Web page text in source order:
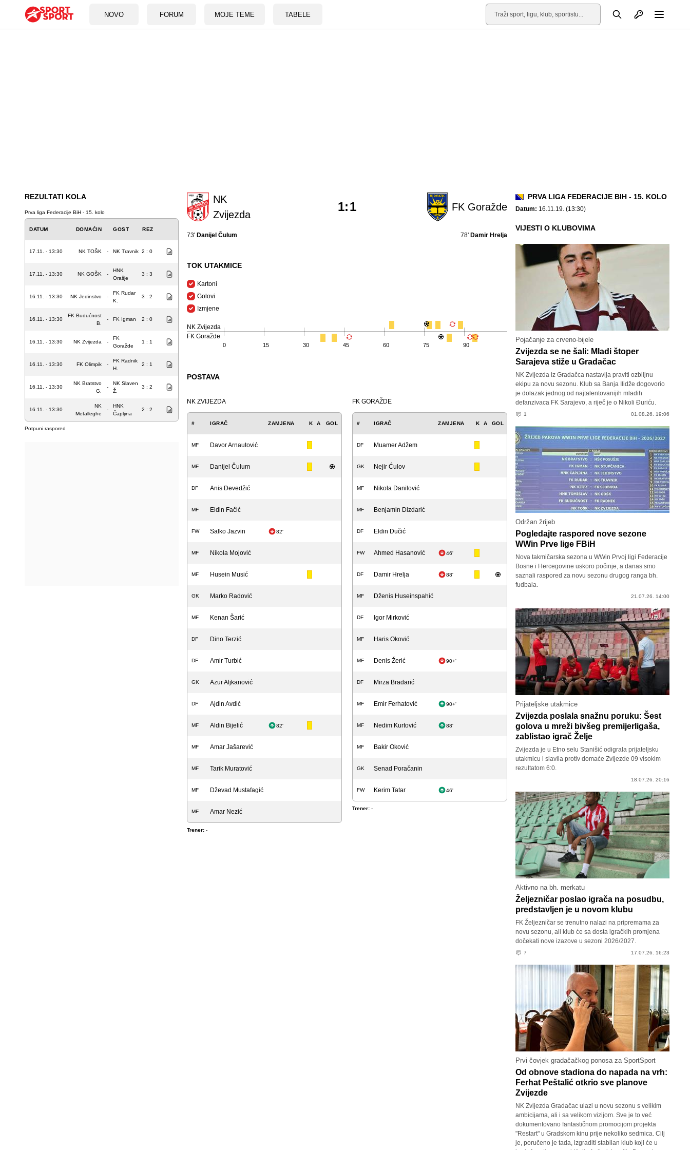
NOVO FORUM MOJE TEME TABELE
Pretraga Otvori profil
REZULTATI KOLA
Prva liga Federacije BiH - 15. kolo
DATUM DOMAĆIN GOST REZ
17.11. - 13:30 NK TOŠK - NK Travnik 2 : 0
17.11. - 13:30 NK GOŠK -
HNK
Orašje
3 : 3
16.11. - 13:30 NK Jedinstvo -
FK Rudar
K.
3 : 2
16.11. - 13:30
FK Budućnost
B.
- FK Igman 2 : 0
16.11. - 13:30 NK Zvijezda -
FK
Goražde
1 : 1
16.11. - 13:30 FK Olimpik -
FK Radnik
H.
2 : 1
16.11. - 13:30
NK Bratstvo
G.
-
NK Slaven
Ž.
3 : 2
16.11. - 13:30
NK
Metalleghe
-
HNK
Čapljina
2 : 2
Potpuni raspored
NK
Zvijezda
FK Goražde
1:1
73' Danijel Čulum 78' Damir Hrelja
TOK UTAKMICE
Kartoni
Golovi
Izmjene
NK Zvijezda
FK Goražde
0 15 30 45 60 75 90
POSTAVA
NK ZVIJEZDA
# IGRAČ ZAMJENA K A GOL
MF Davor Arnautović
MF Danijel Čulum
DF Anis Devedžić
MF Eldin Fačić
FW Salko Jazvin 82'
MF Nikola Mojović
MF Husein Musić
GK Marko Radović
MF Kenan Šarić
DF Dino Terzić
DF Amir Turbić
GK Azur Aljkanović
DF Ajdin Avdić
MF Aldin Bijelić 82'
MF Amar Jašarević
MF Tarik Muratović
MF Dževad Mustafagić
MF Amar Nezić
Trener: -
FK GORAŽDE
# IGRAČ ZAMJENA K A GOL
DF Muamer Adžem
GK Nejir Ćulov
MF Nikola Danilović
MF Benjamin Dizdarić
DF Eldin Dučić
FW Ahmed Hasanović 46'
DF Damir Hrelja 88'
MF Dženis Huseinspahić
DF Igor Mirković
MF Haris Oković
MF Denis Žerić 90+'
DF Mirza Bradarić
MF Emir Ferhatović 90+'
MF Nedim Kurtović 88'
MF Bakir Oković
GK Senad Poračanin
FW Kerim Tatar 46'
Trener: -
PRVA LIGA FEDERACIJE BIH - 15. KOLO
Datum: 16.11.19. (13:30)
VIJESTI O KLUBOVIMA
Pojačanje za crveno-bijele
Zvijezda se ne šali: Mladi štoper
Sarajeva stiže u Gradačac
NK Zvijezda iz Gradačca nastavlja praviti ozbiljnu
ekipu za novu sezonu. Klub sa Banja Ilidže dogovorio
je dolazak jednog od najtalentovanijih mladih
defanzivaca FK Sarajevo, a riječ je o Nikoli Đuriću.
1 01.08.26. 19:06
Održan žrijeb
Pogledajte raspored nove sezone
WWin Prve lige FBiH
Nova takmičarska sezona u WWin Prvoj ligi Federacije
Bosne i Hercegovine uskoro počinje, a danas smo
saznali raspored za novu sezonu drugog ranga bh.
fudbala.
21.07.26. 14:00
Prijateljske utakmice
Zvijezda poslala snažnu poruku: Šest
golova u mreži bivšeg premijerligaša,
zablistao igrač Želje
Zvijezda je u Etno selu Stanišić odigrala prijateljsku
utakmicu i slavila protiv domaće Zvijezde 09 visokim
rezultatom 6:0.
18.07.26. 20:16
Aktivno na bh. merkatu
Željezničar poslao igrača na posudbu,
predstavljen je u novom klubu
FK Željezničar se trenutno nalazi na pripremama za
novu sezonu, ali klub će sa dosta igračkih promjena
dočekati nove izazove u sezoni 2026/2027.
7 17.07.26. 16:23
Prvi čovjek gradačačkog ponosa za SportSport
Od obnove stadiona do napada na vrh:
Ferhat Peštalić otkrio sve planove
Zvijezde
NK Zvijezda Gradačac ulazi u novu sezonu s velikim
ambicijama, ali i sa velikom vizijom. Sve je to već
dokumentovano fantastičnom promocijom projekta
"Restart" u Gradskom kinu prije nekoliko sedmica. Cilj
je, poručeno je tada, izgraditi stabilan klub koji će u